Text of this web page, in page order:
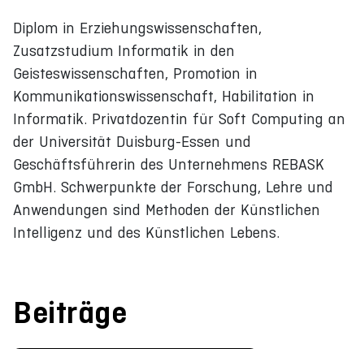
Diplom in Erziehungswissenschaften,
Zusatzstudium Informatik in den
Geisteswissenschaften, Promotion in
Kommunikationswissenschaft, Habilitation in
Informatik. Privatdozentin für Soft Computing an
der Universität Duisburg-Essen und
Geschäftsführerin des Unternehmens REBASK
GmbH. Schwerpunkte der Forschung, Lehre und
Anwendungen sind Methoden der Künstlichen
Intelligenz und des Künstlichen Lebens.
Beiträge